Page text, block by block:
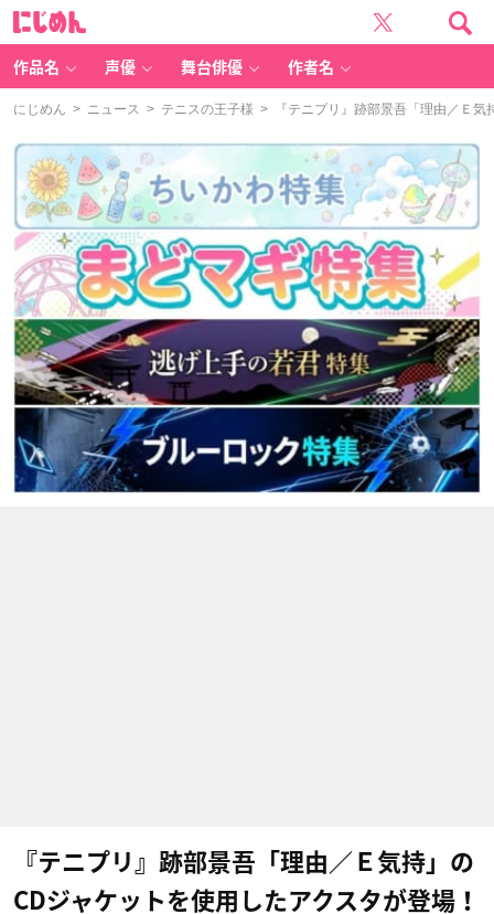
作品名 声優 舞台俳優 作者名
にじめん > ニュース > テニスの王子様 > 『テニプリ』跡部景吾「理由／Ｅ気
『テニプリ』跡部景吾「理由／Ｅ気持」の
CDジャケットを使用したアクスタが登場！